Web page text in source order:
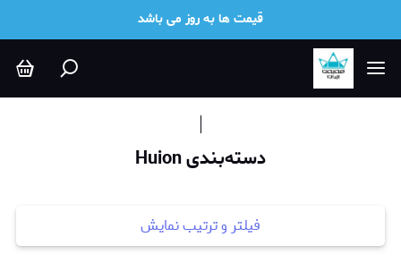
قیمت ها به روز می باشد
دسته‌بندی Huion
فیلتر و ترتیب نمایش